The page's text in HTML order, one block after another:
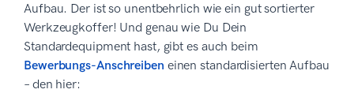
Aufbau. Der ist so unentbehrlich wie ein gut sortierter
Werkzeugkoffer! Und genau wie Du Dein
Standardequipment hast, gibt es auch beim
Bewerbungs-Anschreiben einen standardisierten Aufbau
– den hier: